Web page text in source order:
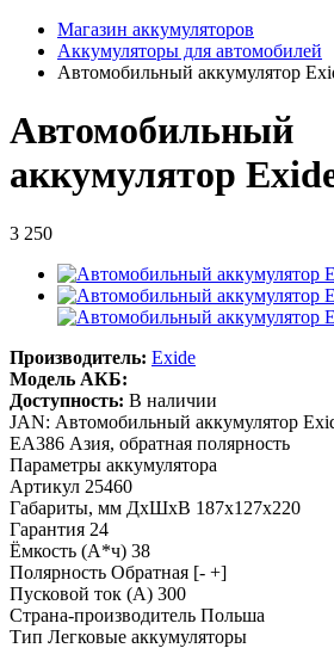
Магазин аккумуляторов
Аккумуляторы для автомобилей
Автомобильный аккумулятор
Автомобильный
аккумулятор
3 250
Производитель: Exide
Модель АКБ:
Доступность: В наличии
JAN: Автомобильный аккумулятор
EA386 Азия, обратная полярность
Параметры аккумулятора
Артикул 25460
Габариты, мм ДхШхВ 187x127x220
Гарантия 24
Ёмкость (А*ч) 38
Полярность Обратная [- +]
Пусковой ток (А) 300
Страна-производитель Польша
Тип Легковые аккумуляторы